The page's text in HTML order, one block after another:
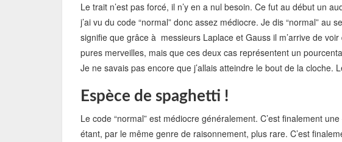
Le trait n’est pas forcé, il n’y en a nul besoin. Ce fut au début un
j’ai vu du code “normal” donc assez médiocre. Je dis “normal” au
signifie que grâce à messieurs Laplace et Gauss il m’arrive de
pures merveilles, mais que ces deux cas représentent un
Je ne savais pas encore que j’allais atteindre le bout de la cloche.
Espèce de spaghetti !
Le code “normal” est médiocre généralement. C’est finalement
étant, par le même genre de raisonnement, plus rare. C’est